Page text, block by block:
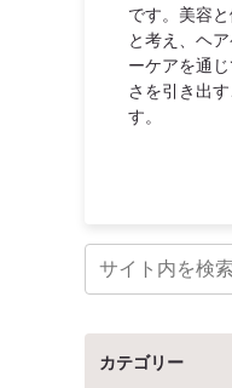
です。美容
と考え、ヘ
ーケアを通
さを引き出
す。
カテゴリー